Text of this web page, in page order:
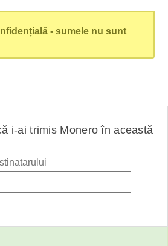
- sumele nu sunt
i-ai trimis Monero în această